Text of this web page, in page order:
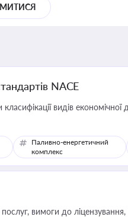
NACE
видів економічної
Паливно-енергетичний
комплекс
вимоги до ліцензування,